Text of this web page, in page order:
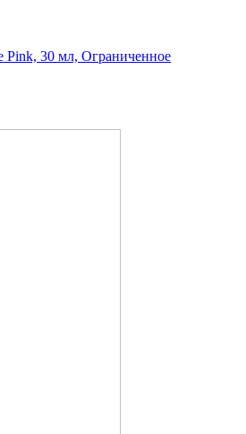
Pink, 30 мл, Ограниченное